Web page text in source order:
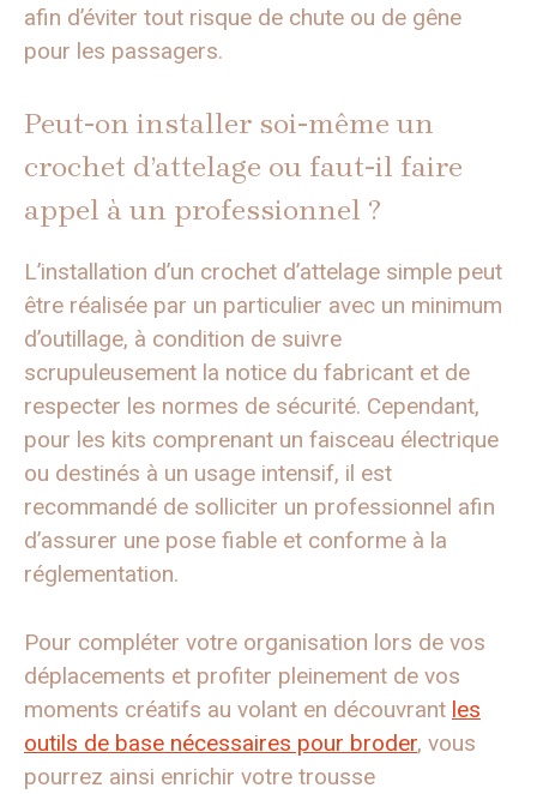
afin d’éviter tout risque de chute ou de gêne
pour les passagers.
Peut-on installer soi-même un
crochet d’attelage ou faut-il faire
appel à un professionnel ?
L’installation d’un crochet d’attelage simple peut
être réalisée par un particulier avec un minimum
d’outillage, à condition de suivre
scrupuleusement la notice du fabricant et de
respecter les normes de sécurité. Cependant,
pour les kits comprenant un faisceau électrique
ou destinés à un usage intensif, il est
recommandé de solliciter un professionnel afin
d’assurer une pose fiable et conforme à la
réglementation.
Pour compléter votre organisation lors de vos
déplacements et profiter pleinement de vos
moments créatifs au volant en découvrant les
outils de base nécessaires pour broder, vous
pourrez ainsi enrichir votre trousse